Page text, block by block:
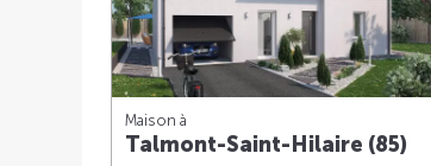
Maison à
Talmont-Saint-Hilaire (85)